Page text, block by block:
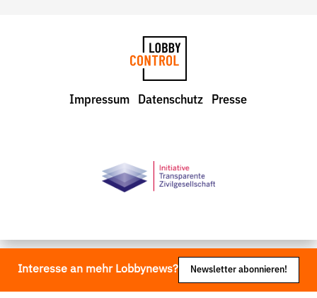
LobbyControl
Impressum Datenschutz Presse
Interesse an mehr Lobbynews? Newsletter abonnieren!